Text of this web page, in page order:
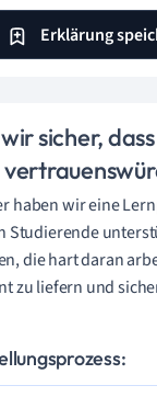
Erklärung
sicher,
haben wir eine
Studierende
die hart daran
zu liefern und